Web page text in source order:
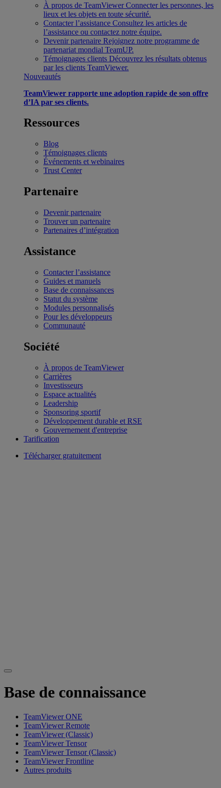
À propos de TeamViewer Connecter les personnes, les
lieux et les objets en toute sécurité.
Contacter l’assistance Consultez les articles de
l’assistance ou contactez notre équipe.
Devenir partenaire Rejoignez notre programme de
partenariat mondial TeamUP.
Témoignages clients Découvrez les résultats obtenus
par les clients TeamViewer.
Nouveautés
TeamViewer rapporte une adoption rapide de son offre
d’IA par ses clients.
Ressources
Blog
Témoignages clients
Événements et webinaires
Trust Center
Partenaire
Devenir partenaire
Trouver un partenaire
Partenaires d’intégration
Assistance
Contacter l’assistance
Guides et manuels
Base de connaissances
Statut du système
Modules personnalisés
Pour les développeurs
Communauté
Société
À propos de TeamViewer
Carrières
Investisseurs
Espace actualités
Leadership
Sponsoring sportif
Développement durable et RSE
Gouvernement d'entreprise
Tarification
Télécharger gratuitement
Base de connaissance
TeamViewer ONE
TeamViewer Remote
TeamViewer (Classic)
TeamViewer Tensor
TeamViewer Tensor (Classic)
TeamViewer Frontline
Autres produits